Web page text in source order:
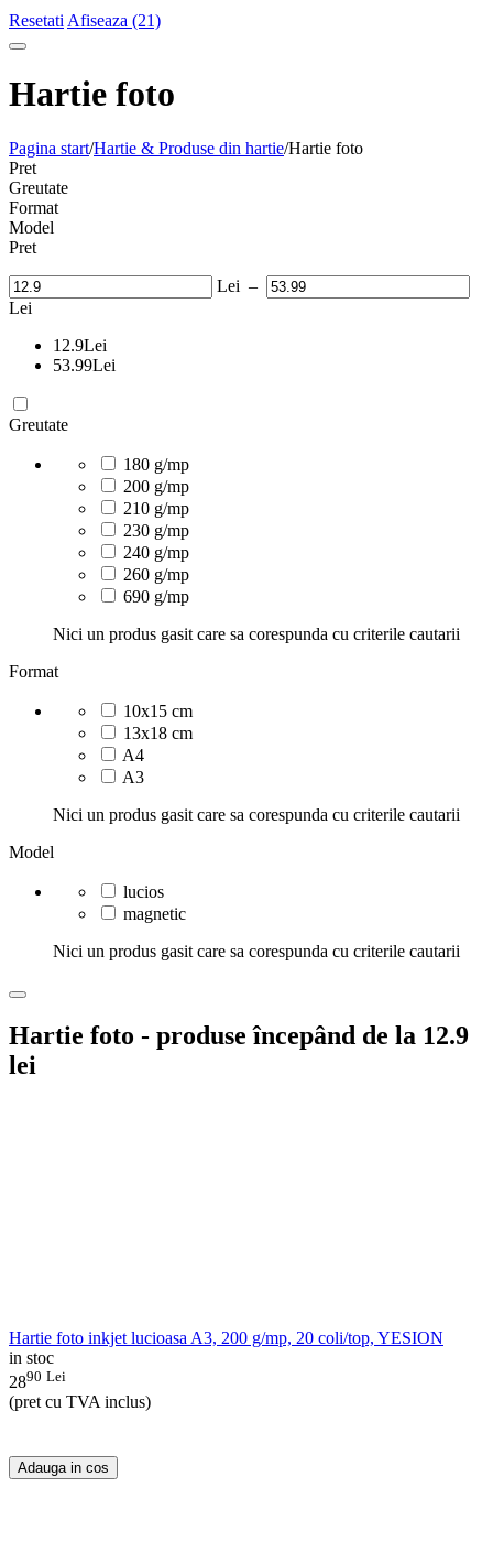
Resetati Afiseaza (21)
Hartie foto
Pagina start/Hartie & Produse din hartie/Hartie foto
Pret
Greutate
Format
Model
Pret
Lei –
Lei
12.9Lei
53.99Lei
Greutate
180 g/mp
200 g/mp
210 g/mp
230 g/mp
240 g/mp
260 g/mp
690 g/mp
Nici un produs gasit care sa corespunda cu criterile cautarii
Format
10x15 cm
13x18 cm
A4
A3
Nici un produs gasit care sa corespunda cu criterile cautarii
Model
lucios
magnetic
Nici un produs gasit care sa corespunda cu criterile cautarii
Hartie foto - produse începând de la 12.9
lei
Hartie foto inkjet lucioasa A3, 200 g/mp, 20 coli/top, YESION
in stoc
2890 Lei
(pret cu TVA inclus)
Adauga in cos